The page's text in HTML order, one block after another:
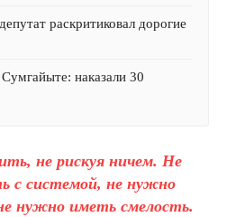
раскритиковал дорогие
наказали 30
не рискуя ничем. Не
с системой, не нужно
нужно иметь смелость.